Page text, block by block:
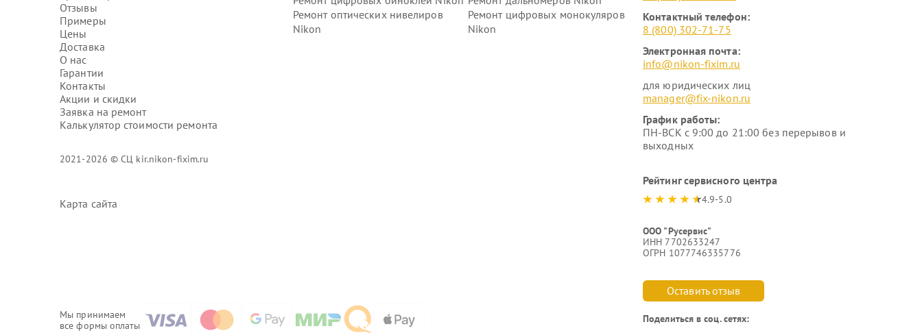
Отзывы
Примеры
Цены
Доставка
О нас
Гарантии
Контакты
Акции и скидки
Заявка на ремонт
Калькулятор стоимости ремонта
2021-2026 © СЦ kir.nikon-fixim.ru
Карта сайта
Мы принимаем
все формы оплаты
Ремонт оптических нивелиров
Nikon
Ремонт цифровых монокуляров
Nikon
Контактный телефон:
8 (800) 302-71-75
Электронная почта:
info@nikon-fixim.ru
для юридических лиц
manager@fix-nikon.ru
График работы:
ПН-ВСК с 9:00 до 21:00 без перерывов и
выходных
Рейтинг сервисного центра
4.9-5.0
ООО "Русервис"
ИНН 7702633247
ОГРН 1077746335776
Оставить отзыв
Поделиться в соц. сетях: